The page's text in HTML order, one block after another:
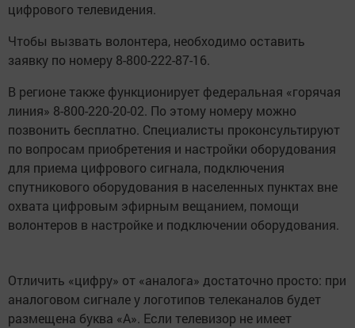
цифрового телевидения.
Чтобы вызвать волонтера, необходимо оставить
заявку по номеру 8-800-222-87-16.
В регионе также функционирует федеральная «горячая
линия» 8-800-220-20-02. По этому номеру можно
позвонить бесплатно. Специалисты проконсультируют
по вопросам приобретения и настройки оборудования
для приема цифрового сигнала, подключения
спутникового оборудования в населенных пунктах вне
охвата цифровым эфирным вещанием, помощи
волонтеров в настройке и подключении оборудования.
Отличить «цифру» от «аналога» достаточно просто: при
аналоговом сигнале у логотипов телеканалов будет
размещена буква «А». Если телевизор не имеет